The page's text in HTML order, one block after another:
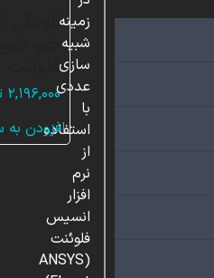
آلودگی
فلوئنت
۲,۱۹۶,۰۰۰
افزودن
زمینه
شبیه
سازی
عددی
با
استفاده
از
نرم
افزار
انسیس
فلوئنت
(ANSYS